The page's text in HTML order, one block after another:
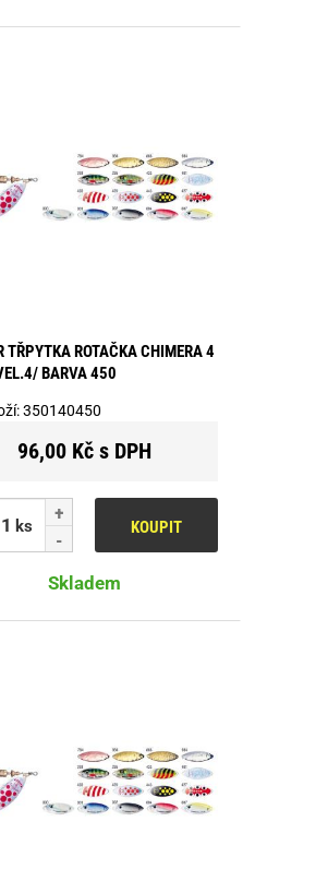
TŘPYTKA ROTAČKA CHIMERA 4
BARVA 450
350140450
96,00 Kč s DPH
ks KOUPIT
Skladem